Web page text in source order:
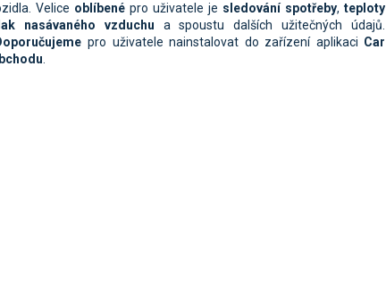
Velice oblíbené pro uživatele je sledování spotřeby,teploty
nasávaného vzduchu a spoustu dalších užitečných údajů.
pro uživatele nainstalovat do zařízení aplikaci Car